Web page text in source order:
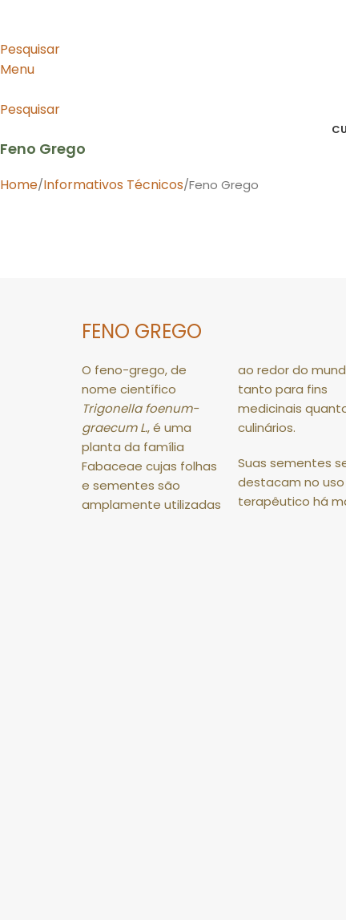
Pesquisar
Menu
Pesquisar
Feno Grego
Home Informativos Técnicos Feno Grego
FENO GREGO
O feno-grego, de
nome científico
Trigonella foenum-
graecum L., é uma
planta da família
Fabaceae cujas folhas
e sementes são
amplamente utilizadas
ao redor do
tanto para fins
medicinais
culinários.
Suas sementes
destacam no uso
terapêutico há